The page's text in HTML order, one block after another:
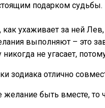
подарком
ухаживает за ней
выполняют – это
никогда не угасает,
зодиака отлично
желание быть вместе,